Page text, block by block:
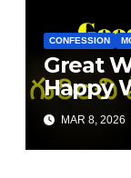
CONFESSION
Great
Happy
MAR 8, 2026